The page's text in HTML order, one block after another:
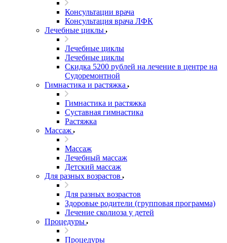
Консультации врача
Консультация врача ЛФК
Лечебные циклы
Лечебные циклы
Лечебные циклы
Скидка 5200 рублей на лечение в центре на
Судоремонтной
Гимнастика и растяжка
Гимнастика и растяжка
Суставная гимнастика
Растяжка
Массаж
Массаж
Лечебный массаж
Детский массаж
Для разных возрастов
Для разных возрастов
Здоровые родители (групповая программа)
Лечение сколиоза у детей
Процедуры
Процедуры